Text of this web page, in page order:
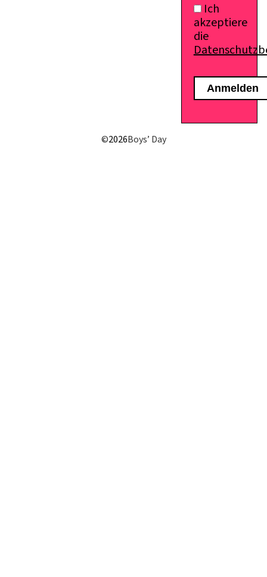
Ich
akzeptiere
die
©2026Boys’ Day